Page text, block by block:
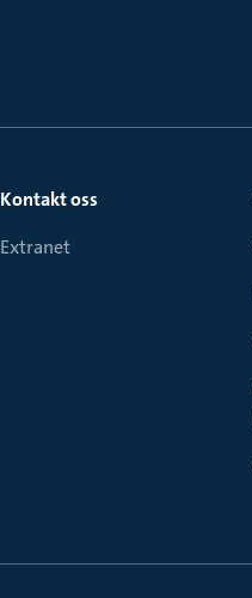
Kontakt oss
Extranet